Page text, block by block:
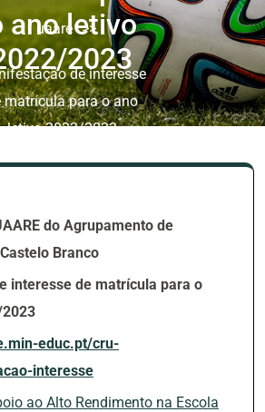
ano letivo
2023
uaare >>
de interesse
matrícula para o ano
letivo 2022/2023
do Agrupamento de
Branco
interesse de matrícula para o
educ.pt/cru-
interesse
ao Alto Rendimento na Escola